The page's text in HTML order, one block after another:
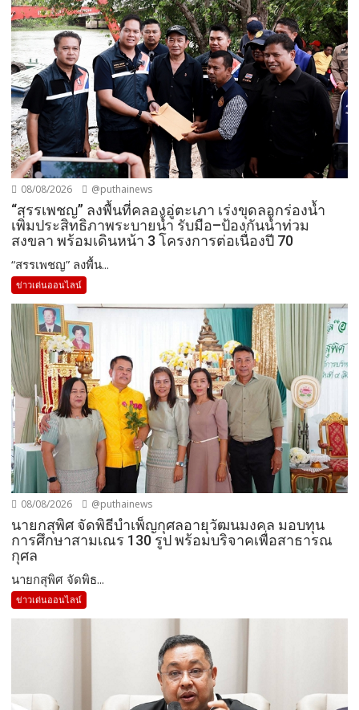
08/08/2026 @puthainews
“สรรเพชญ” ลงพื้นที่คลองอู่ตะเภา เร่งขุดลอกร่องน้ำ
เพิ่มประสิทธิภาพระบายน้ำ รับมือ–ป้องกันน้ำท่วม
สงขลา พร้อมเดินหน้า 3 โครงการต่อเนื่องปี 70
“สรรเพชญ” ลงพื้น...
ข่าวเด่นออนไลน์
08/08/2026 @puthainews
นายกสุพิศ จัดพิธีบำเพ็ญกุศลอายุวัฒนมงคล มอบทุน
การศึกษาสามเณร 130 รูป พร้อมบริจาคเพื่อสาธารณ
กุศล
นายกสุพิศ จัดพิธ...
ข่าวเด่นออนไลน์